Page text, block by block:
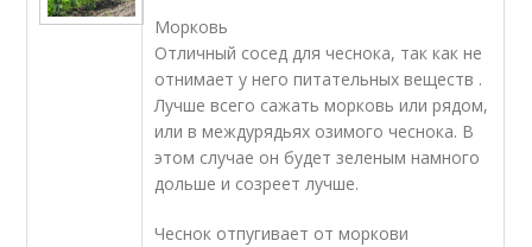
Морковь
Отличный сосед для чеснока, так как не
отнимает у него питательных веществ .
Лучше всего сажать морковь или рядом,
или в междурядьях озимого чеснока. В
этом случае он будет зеленым намного
дольше и созреет лучше.
Чеснок отпугивает от моркови